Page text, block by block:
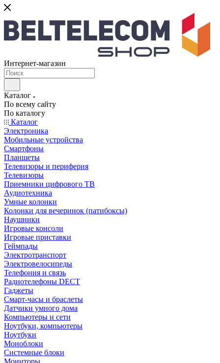
Интернет-магазин
Каталог
По всему сайту
По каталогу
Каталог
Электроника
Мобильные устройства
Смартфоны
Планшеты
Телевизоры и периферия
Телевизоры
Приемники цифрового ТВ
Аудиотехника
Умные колонки
Колонки для вечеринок (патибоксы)
Наушники
Игровые консоли
Игровые приставки
Геймпады
Электротранспорт
Электровелосипеды
Телефония и связь
Радиотелефоны DECT
Гаджеты
Смарт-часы и браслеты
Датчики умного дома
Компьютеры и сети
Ноутбуки, компьютеры
Ноутбуки
Моноблоки
Системные блоки
Мониторы